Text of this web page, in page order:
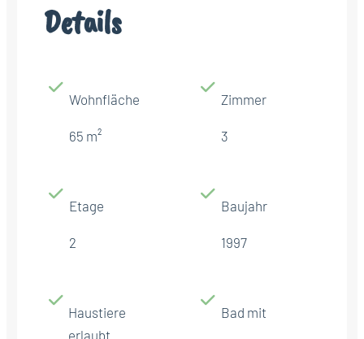
Details
Wohnfläche
65 m²
Zimmer
3
Etage
2
Baujahr
1997
Haustiere
erlaubt
Bad mit